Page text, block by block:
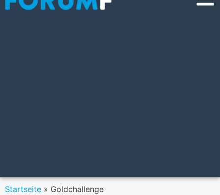
Startseite » Goldchallenge